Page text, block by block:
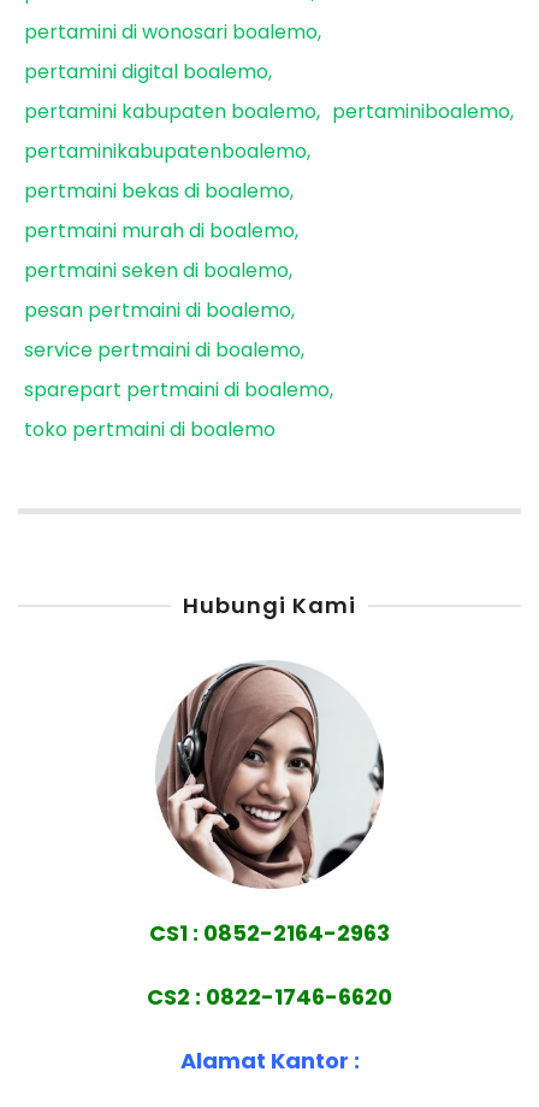
pertamini di wonosari boalemo
pertamini digital boalemo
pertamini kabupaten boalemo
pertaminiboalemo
pertaminikabupatenboalemo
pertmaini bekas di boalemo
pertmaini murah di boalemo
pertmaini seken di boalemo
pesan pertmaini di boalemo
service pertmaini di boalemo
sparepart pertmaini di boalemo
toko pertmaini di boalemo
Hubungi Kami
CS1 : 0852-2164-2963
CS2 : 0822-1746-6620
Alamat Kantor :